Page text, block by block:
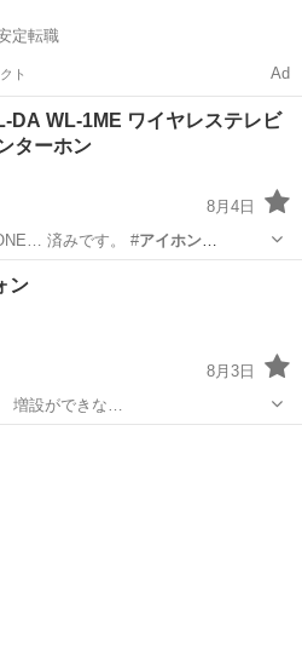
定転職
ト Ad
DA WL-1ME ワイヤレステレビ
ターホン
8月4日
AIPHONE… 済みです。 #アイホン
ン
8月3日
増設ができな…